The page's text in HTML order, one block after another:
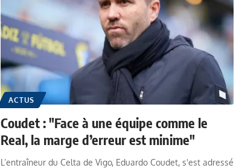
ACTUS
Coudet : "Face à une équipe comme le
Real, la marge d’erreur est minime"
L’entraîneur du Celta de Vigo, Eduardo Coudet, s'est adressé